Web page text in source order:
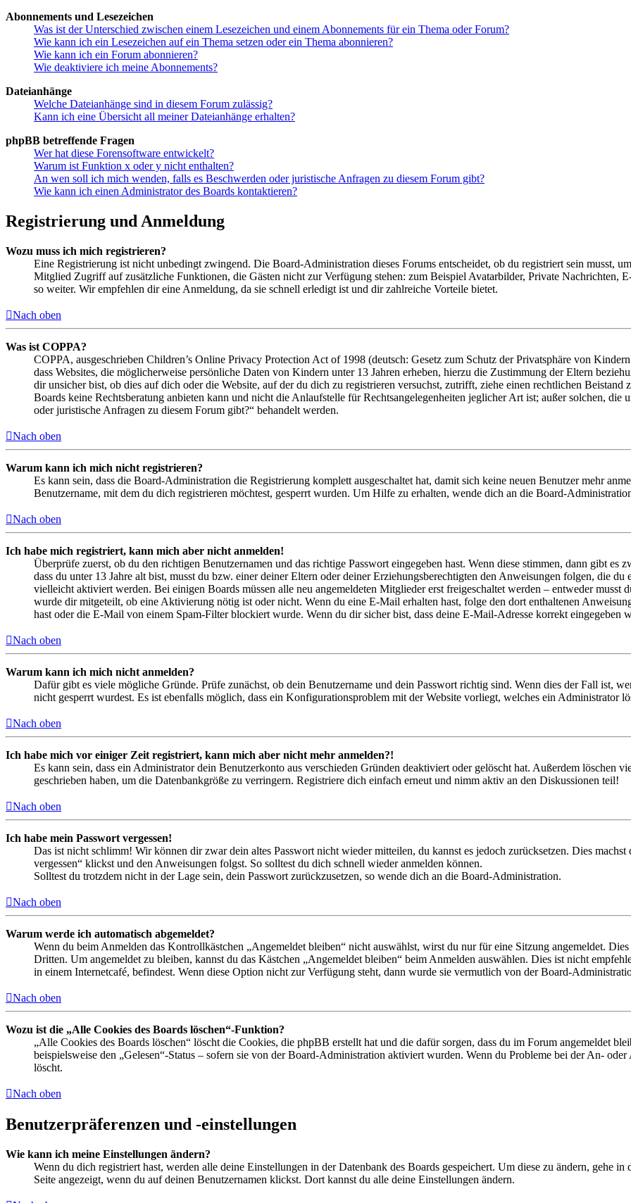
Abonnements und Lesezeichen
Was ist der Unterschied zwischen einem Lesezeichen und einem Abonnements für ein Thema oder Forum?
Wie kann ich ein Lesezeichen auf ein Thema setzen oder ein Thema abonnieren?
Wie kann ich ein Forum abonnieren?
Wie deaktiviere ich meine Abonnements?
Dateianhänge
Welche Dateianhänge sind in diesem Forum zulässig?
Kann ich eine Übersicht all meiner Dateianhänge erhalten?
phpBB betreffende Fragen
Wer hat diese Forensoftware entwickelt?
Warum ist Funktion x oder y nicht enthalten?
An wen soll ich mich wenden, falls es Beschwerden oder juristische Anfragen zu diesem Forum gibt?
Wie kann ich einen Administrator des Boards kontaktieren?
Registrierung und Anmeldung
Wozu muss ich mich registrieren?
Eine Registrierung ist nicht unbedingt zwingend. Die Board-Administration dieses Forums entscheidet, ob du registriert sein musst,
Mitglied Zugriff auf zusätzliche Funktionen, die Gästen nicht zur Verfügung stehen: zum Beispiel Avatarbilder, Private Nachrichten,
so weiter. Wir empfehlen dir eine Anmeldung, da sie schnell erledigt ist und dir zahlreiche Vorteile bietet.
Nach oben
Was ist COPPA?
COPPA, ausgeschrieben Children’s Online Privacy Protection Act of 1998 (deutsch: Gesetz zum Schutz der Privatsphäre von
dass Websites, die möglicherweise persönliche Daten von Kindern unter 13 Jahren erheben, hierzu die Zustimmung der Eltern
dir unsicher bist, ob dies auf dich oder die Website, auf der du dich zu registrieren versuchst, zutrifft, ziehe einen rechtlichen
Boards keine Rechtsberatung anbieten kann und nicht die Anlaufstelle für Rechtsangelegenheiten jeglicher Art ist; außer solchen,
oder juristische Anfragen zu diesem Forum gibt?“ behandelt werden.
Nach oben
Warum kann ich mich nicht registrieren?
Es kann sein, dass die Board-Administration die Registrierung komplett ausgeschaltet hat, damit sich keine neuen Benutzer mehr
Benutzername, mit dem du dich registrieren möchtest, gesperrt wurden. Um Hilfe zu erhalten, wende dich an die Board-
Nach oben
Ich habe mich registriert, kann mich aber nicht anmelden!
Überprüfe zuerst, ob du den richtigen Benutzernamen und das richtige Passwort eingegeben hast. Wenn diese stimmen, dann gibt es
dass du unter 13 Jahre alt bist, musst du bzw. einer deiner Eltern oder deiner Erziehungsberechtigten den Anweisungen folgen, die
vielleicht aktiviert werden. Bei einigen Boards müssen alle neu angemeldeten Mitglieder erst freigeschaltet werden – entweder musst
wurde dir mitgeteilt, ob eine Aktivierung nötig ist oder nicht. Wenn du eine E-Mail erhalten hast, folge den dort enthaltenen
hast oder die E-Mail von einem Spam-Filter blockiert wurde. Wenn du dir sicher bist, dass deine E-Mail-Adresse korrekt eingegeben
Nach oben
Warum kann ich mich nicht anmelden?
Dafür gibt es viele mögliche Gründe. Prüfe zunächst, ob dein Benutzername und dein Passwort richtig sind. Wenn dies der Fall ist,
nicht gesperrt wurdest. Es ist ebenfalls möglich, dass ein Konfigurationsproblem mit der Website vorliegt, welches ein Administrator
Nach oben
Ich habe mich vor einiger Zeit registriert, kann mich aber nicht mehr anmelden?!
Es kann sein, dass ein Administrator dein Benutzerkonto aus verschieden Gründen deaktiviert oder gelöscht hat. Außerdem löschen
geschrieben haben, um die Datenbankgröße zu verringern. Registriere dich einfach erneut und nimm aktiv an den Diskussionen teil!
Nach oben
Ich habe mein Passwort vergessen!
Das ist nicht schlimm! Wir können dir zwar dein altes Passwort nicht wieder mitteilen, du kannst es jedoch zurücksetzen. Dies
vergessen“ klickst und den Anweisungen folgst. So solltest du dich schnell wieder anmelden können.
Solltest du trotzdem nicht in der Lage sein, dein Passwort zurückzusetzen, so wende dich an die Board-Administration.
Nach oben
Warum werde ich automatisch abgemeldet?
Wenn du beim Anmelden das Kontrollkästchen „Angemeldet bleiben“ nicht auswählst, wirst du nur für eine Sitzung angemeldet.
Dritten. Um angemeldet zu bleiben, kannst du das Kästchen „Angemeldet bleiben“ beim Anmelden auswählen. Dies ist nicht
in einem Internetcafé, befindest. Wenn diese Option nicht zur Verfügung steht, dann wurde sie vermutlich von der Board-
Nach oben
Wozu ist die „Alle Cookies des Boards löschen“-Funktion?
„Alle Cookies des Boards löschen“ löscht die Cookies, die phpBB erstellt hat und die dafür sorgen, dass du im Forum angemeldet
beispielsweise den „Gelesen“-Status – sofern sie von der Board-Administration aktiviert wurden. Wenn du Probleme bei der An-
löscht.
Nach oben
Benutzerpräferenzen und -einstellungen
Wie kann ich meine Einstellungen ändern?
Wenn du dich registriert hast, werden alle deine Einstellungen in der Datenbank des Boards gespeichert. Um diese zu ändern, gehe
Seite angezeigt, wenn du auf deinen Benutzernamen klickst. Dort kannst du alle deine Einstellungen ändern.